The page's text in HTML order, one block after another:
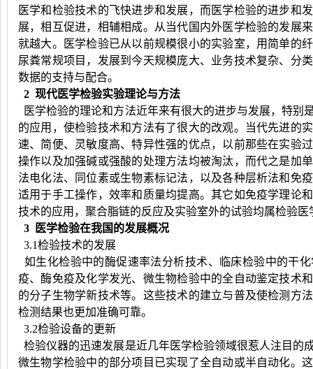
医学和检验技术的飞快进步和发展，而医学检验的进步和
展，相互促进，相辅相成。从当代国内外医学检验的发展
就越大。医学检验已从以前规模很小的实验室，用简单的
尿粪常规项目，发展到今天规模庞大、业务技术复杂、分
数据的支持与配合。
2 现代医学检验实验理论与方法
医学检验的理论和方法近年来有很大的进步与发展，特别
的应用，使检验技术和方法有了很大的改观。当代先进的
速、简便、灵敏度高、特异性强的优点，以前那些在实验
操作以及加强碱或强酸的处理方法均被淘汰，而代之是加
法电化法、同位素或生物素标记法，以及各种层析法和免
适用于手工操作，效率和质量均提高。其它如免疫学理论
技术的应用，聚合脂链的反应及实验室外的试验均属检验医
3 医学检验在我国的发展概况
3.1检验技术的发展
如生化检验中的酶促速率法分析技术、临床检验中的干
疫、酶免疫及化学发光、微生物检验中的全自动鉴定技术
的分子生物学新技术等。这些技术的建立与普及使检测方
检测结果也更加准确可靠。
3.2检验设备的更新
检验仪器的迅速发展是近几年医学检验领域很惹人注目的
微生物学检验中的部分项目已实现了全自动或半自动化。